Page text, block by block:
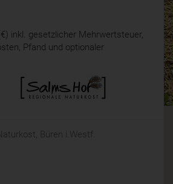
inkl. gesetzlicher Mehrwertsteuer,
Pfand und optionaler
Büren i.Westf.